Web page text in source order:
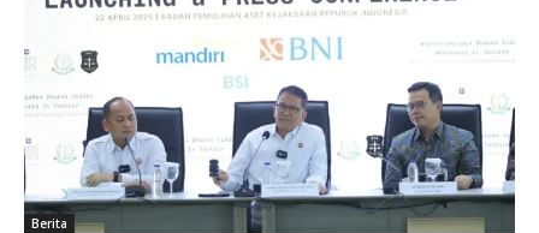
Berita